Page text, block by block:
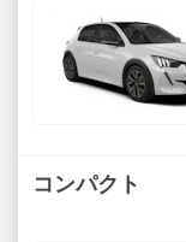
コンパクト